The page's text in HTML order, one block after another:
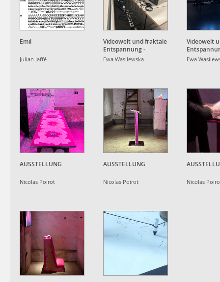
Emil
Julian Jaffé
Videowelt und fraktale
Entspannung -
Rückseite der
Ewa Wasilewska
Videowelt
Ewa
AUSSTELLUNG
Nicolas Poirot
AUSSTELLUNG
Nicolas Poirot Nicolas